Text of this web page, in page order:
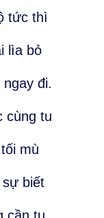
tức thì
lìa bỏ
đi.
cùng tu
mù
sự biết